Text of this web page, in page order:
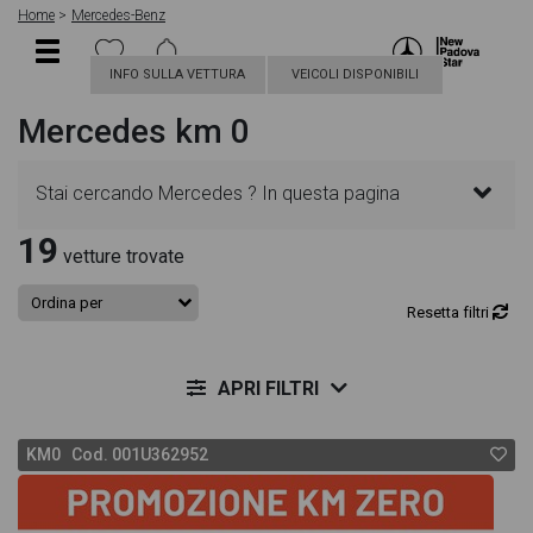
Home Mercedes-Benz
INFO SULLA VETTURA VEICOLI DISPONIBILI
Mercedes km 0
Stai cercando Mercedes ? In questa pagina
troverai le migliori offerte per acquistare un veicolo
Mercedes km0. Le schede veicolo sono dettagliate
informazioni essenziali come l'alimentazione, dati
19 vetture trovate
Resetta filtri
APRI FILTRI
KM0 Cod. 001U362952